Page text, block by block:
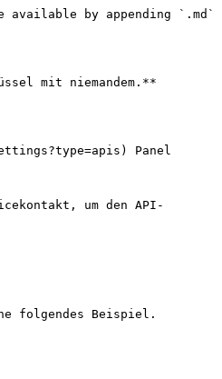
by appending `.md`
mit niemandem.**
Panel
um den API-
folgendes Beispiel.